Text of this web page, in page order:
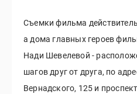
Съемки фильма
а дома главных героев
Нади Шевелевой -
шагов друг от друга, по
Вернадского, 125 и